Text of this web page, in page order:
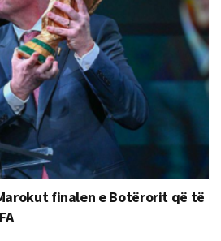
finalen e Botërorit që të